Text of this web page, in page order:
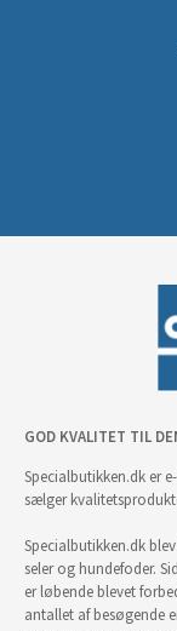
GOD KVALITET TIL
Specialbutikken.dk er
sælger
Specialbutikken.dk
seler og hundefoder.
er løbende blevet
antallet af besøgende